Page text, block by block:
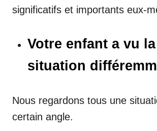
significatifs et importants eux-
Votre enfant a vu la
situation
Nous regardons tous une
certain angle.